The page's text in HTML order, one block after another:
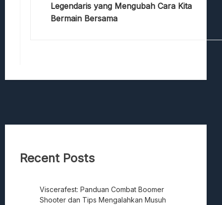
Legendaris yang Mengubah Cara Kita
Bermain Bersama
Recent Posts
Viscerafest: Panduan Combat Boomer
Shooter dan Tips Mengalahkan Musuh